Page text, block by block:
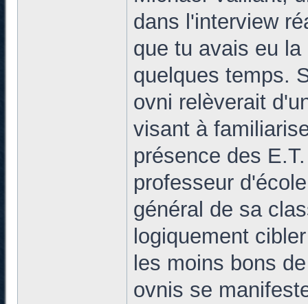
dans l'interview
que tu avais eu
quelques temps.
ovni relèverait
visant à
présence des
professeur
général de sa
logiquement
les moins bons
ovnis se